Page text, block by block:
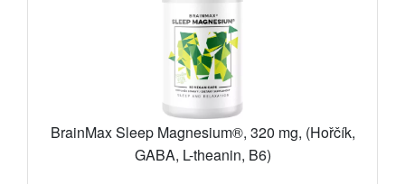
BrainMax Sleep Magnesium®, 320 mg, (Hořčík,
GABA, L-theanin, B6)